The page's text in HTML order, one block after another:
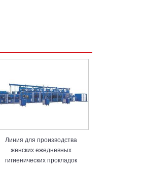
Линия для производства
женских ежедневных
гигиенических прокладок